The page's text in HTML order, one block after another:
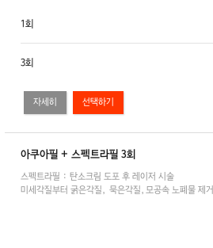
자세히
1회
3회
아쿠아필 + 스펙트라필 3회
스펙트라필 : 탄소크림 도포 후 레이저 시술
미세각질부터 굵은각질, 묵은각질,모공속 노폐물 제거